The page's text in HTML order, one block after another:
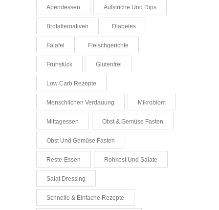
Abendessen Aufstriche Und Dips
Brotalternativen Diabetes
Falafel Fleischgerichte
Frühstück Glutenfrei
Low Carb Rezepte
Menschlichen Verdauung Mikrobiom
Mittagessen Obst & Gemüse Fasten
Obst Und Gemüse Fasten
Reste-Essen Rohkost Und Salate
Salat Dressing
Schnelle & Einfache Rezepte